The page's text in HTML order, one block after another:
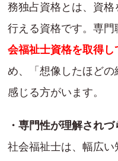
務独占資格とは、資
行える資格です。専門
会福祉士資格を取得
め、「想像したほどの
感じる方がいます。
・専門性が理解されづ
社会福祉士は、幅広